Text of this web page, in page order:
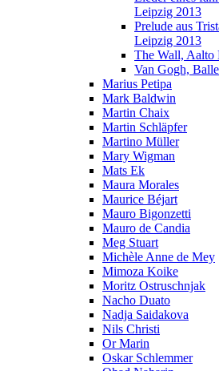
Leipzig 2013
Prelude aus
Leipzig 2013
The Wall, Aalto
Van Gogh,
Marius Petipa
Mark Baldwin
Martin Chaix
Martin Schläpfer
Martino Müller
Mary Wigman
Mats Ek
Maura Morales
Maurice Béjart
Mauro Bigonzetti
Mauro de Candia
Meg Stuart
Michèle Anne de Mey
Mimoza Koike
Moritz Ostruschnjak
Nacho Duato
Nadja Saidakova
Nils Christi
Or Marin
Oskar Schlemmer